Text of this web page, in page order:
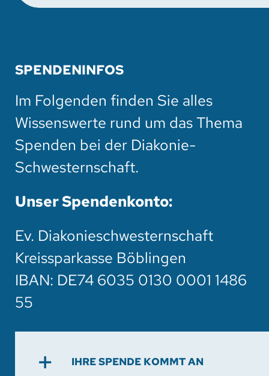
SPENDENINFOS
Im Folgenden finden Sie alles
Wissenswerte rund um das Thema
Spenden bei der Diakonie-
Schwesternschaft.
Unser Spendenkonto:
Ev. Diakonieschwesternschaft
Kreissparkasse Böblingen
IBAN: DE74 6035 0130 0001 1486
55
IHRE SPENDE KOMMT AN